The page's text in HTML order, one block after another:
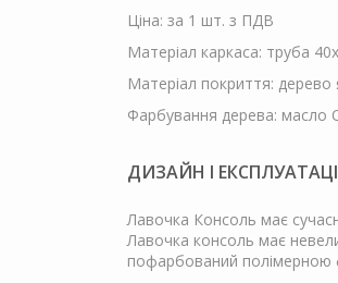
Ціна: за 1 шт. з ПДВ
Матеріал каркаса: труба
Матеріал покриття: дерево
Фарбування дерева: масло
ДИЗАЙН І
Лавочка Консоль має
Лавочка консоль має
пофарбований полімерною